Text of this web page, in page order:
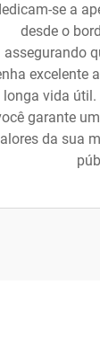
se a
desde o
assegurando
excelente
longa vida útil.
garante
da sua